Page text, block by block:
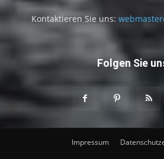
Kontaktieren Sie uns:
Folgen Sie
Impressum